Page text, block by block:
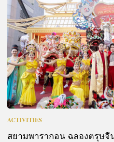
ACTIVITIES
สยามพารากอน ฉลองตรุษ